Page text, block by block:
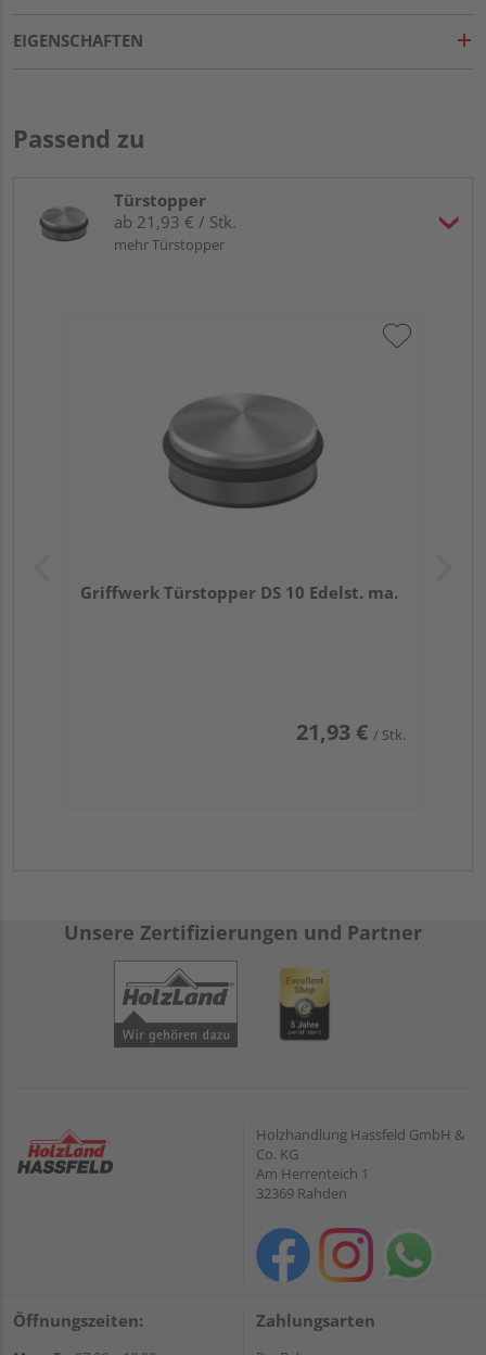
EIGENSCHAFTEN
Passend zu
Türstopper
ab 21,93 € / Stk.
mehr Türstopper
Griffwerk Türstopper DS 10 Edelst. ma.
21,93 € / Stk.
Unsere Zertifizierungen und Partner
Holzhandlung Hassfeld GmbH &
Co. KG
Am Herrenteich 1
32369 Rahden
Öffnungszeiten: Zahlungsarten